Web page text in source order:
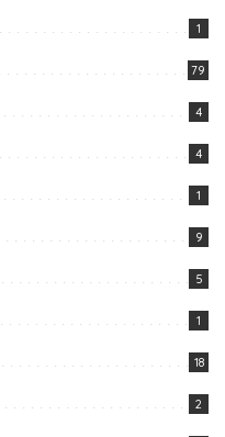
1
79
4
4
1
9
5
1
18
2